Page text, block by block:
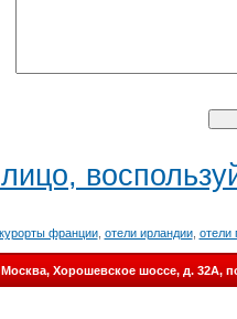
курорты франции, отели ирландии, отели
Москва, Хорошевское шоссе, д.